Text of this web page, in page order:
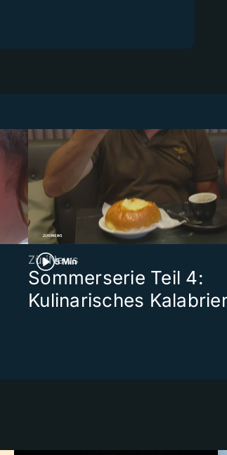
5 Min
ZüriNews
Sommerserie Teil 4:
Kulinarisches